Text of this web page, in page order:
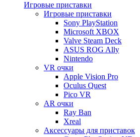
Игровые приставки
Игровые приставки
Sony PlayStation
Microsoft XBOX
Valve Steam Deck
ASUS ROG Ally
Nintendo
VR очки
Apple Vision Pro
Oculus Quest
Pico VR
AR очки
Ray Ban
Xreal
Аксессуары для приставок